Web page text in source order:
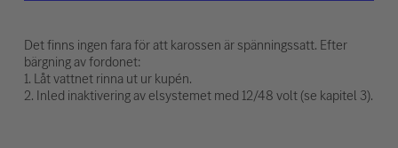
Det finns ingen fara för att karossen är spänningssatt. Efter
bärgning av fordonet:
1. Låt vattnet rinna ut ur kupén.
2. Inled inaktivering av elsystemet med 12/48 volt (se kapitel 3).